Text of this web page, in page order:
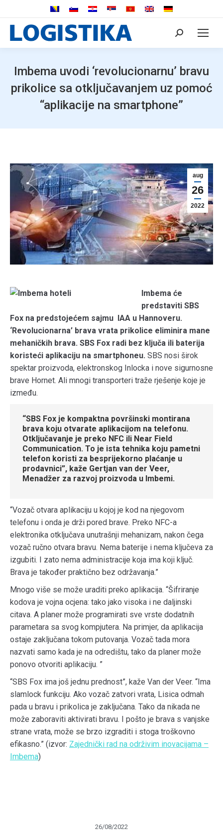
Search:
Imbema uvodi ‘revolucionarnu’ bravu
prikolice sa otključavanjem uz pomoć
“aplikacije na smartphone”
aug
26
2022
Imbema će
predstaviti SBS
Fox na predstojećem sajmu IAA u Hannoveru.
‘Revolucionarna’ brava vrata prikolice eliminira mane
mehaničkih brava. SBS Fox radi bez ključa ili baterija
koristeći aplikaciju na smartphoneu. SBS nosi širok
spektar proizvoda, elektronskog Inlocka i nove sigurnosne
brave Hornet. Ali mnogi transporteri traže rješenje koje je
između.
“SBS Fox je kompaktna površinski montirana
brava koju otvarate aplikacijom na telefonu.
Otključavanje je preko NFC ili Near Field
Communication. To je ista tehnika koju pametni
telefon koristi za besprijekorno plaćanje u
prodavnici”, kaže Gertjan van der Veer,
Menadžer za razvoj proizvoda u Imbemi.
“Vozač otvara aplikaciju u kojoj je kod na njegovom
telefonu i onda je drži pored brave. Preko NFC-a
elektronika otključava unutrašnji mehanizam, nakon čega
vozač ručno otvara bravu. Nema baterije i nema ključeva za
izgubiti. I zato nema administracije koja ima koji ključ.
Brava je također praktično bez održavanja.”
Mnogo više se može uraditi preko aplikacija. “Šifriranje
kodova je vojna ocjena: tako jako visoka i ne daljinski
citava. A planer može programirati sve vrste dodatnih
parametara sa svog kompjutera. Na primjer, da aplikacija
ostaje zaključana tokom putovanja. Vozač tada mora
nazvati samo kada je na odredištu, tako da planer može
ponovo otvoriti aplikaciju. ”
“SBS Fox ima još jednu prednost”, kaže Van der Veer. “Ima
slamlock funkciju. Ako vozač zatvori vrata, Lisica odmah
pada u bravu i prikolica je zaključana. Tako da nikada ne
može zaboraviti aktivirati bravu. I pošto je brava s vanjske
strane vrata, može se brzo izgraditi i stoga troškovno
efikasno.” (izvor: Zajednički rad na održivim inovacijama –
Imbema)
26/08/2022